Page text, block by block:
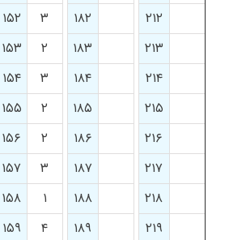
۲۱۲
۱۸۲ ۳ ۱۵۲
۲۱۳
۱۸۳ ۲ ۱۵۳
۲۱۴
۱۸۴ ۳ ۱۵۴
۲۱۵
۱۸۵ ۲ ۱۵۵
۲۱۶
۱۸۶ ۲ ۱۵۶
۲۱۷
۱۸۷ ۳ ۱۵۷
۲۱۸
۱۸۸ ۱ ۱۵۸
۲۱۹
۱۸۹ ۴ ۱۵۹